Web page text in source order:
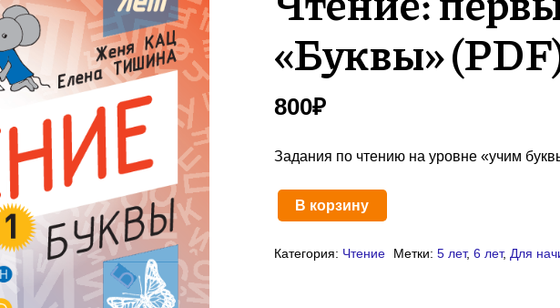
«Буквы»
800₽
Задания по чтению на уровне «учим
Количество
Чтение:
В корзину
Категория: Чтение Метки: 5 лет, 6 лет, Для